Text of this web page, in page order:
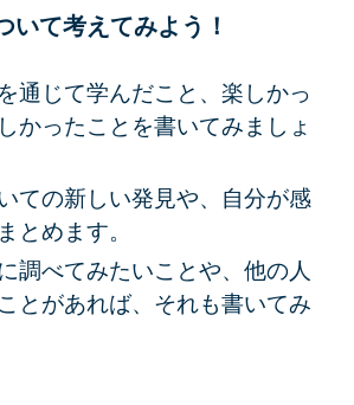
いて考えてみよう！
通じて学んだこと、楽しかっ
かったことを書いてみましょ
ての新しい発見や、自分が感
とめます。
調べてみたいことや、他の人
とがあれば、それも書いてみ